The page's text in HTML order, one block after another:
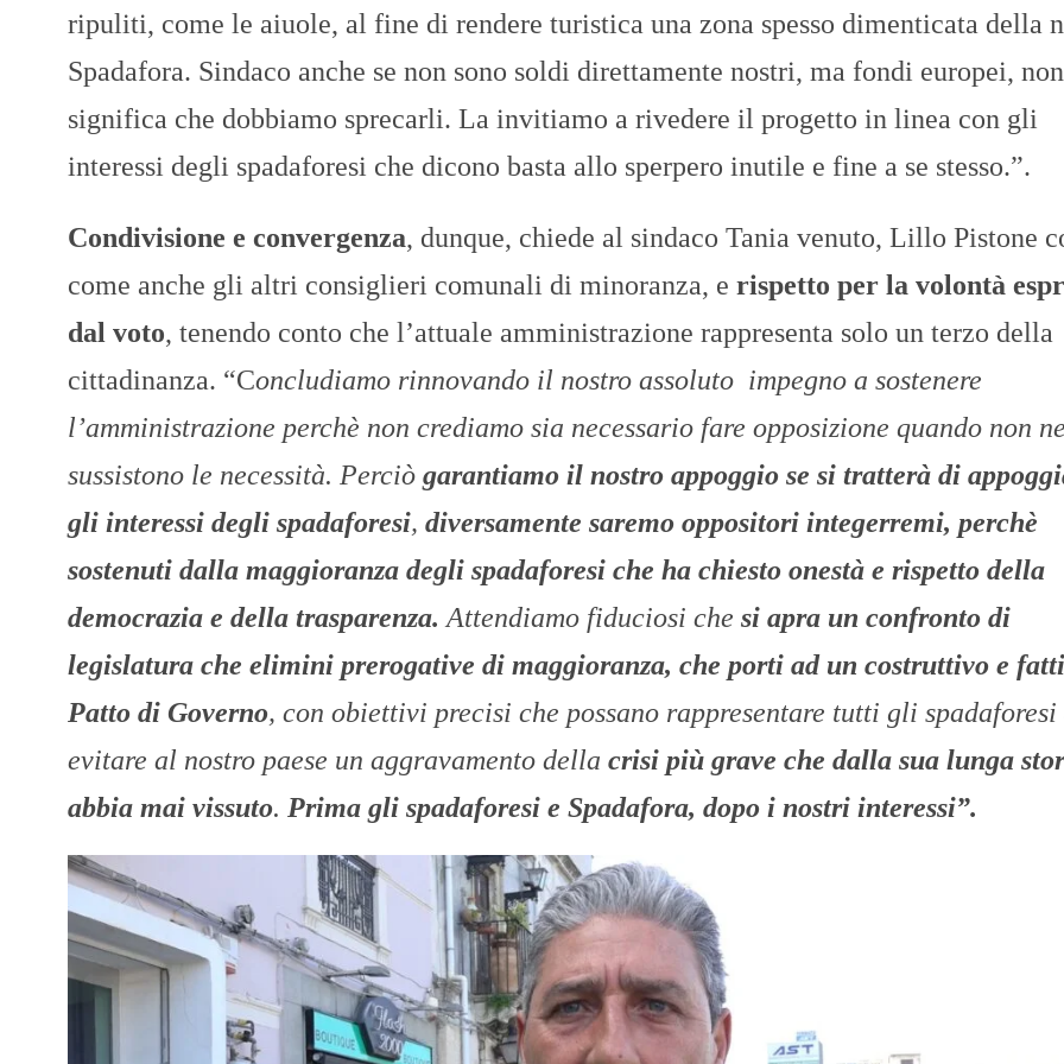
ripuliti, come le aiuole, al fine di rendere turistica una zona spesso dimenticata della
Spadafora. Sindaco anche se non sono soldi direttamente nostri, ma fondi europei, non
significa che dobbiamo sprecarli. La invitiamo a rivedere il progetto in linea con gli
interessi degli spadaforesi che dicono basta allo sperpero inutile e fine a se stesso.”.
Condivisione e convergenza, dunque, chiede al sindaco Tania venuto, Lillo Pistone
come anche gli altri consiglieri comunali di minoranza, e rispetto per la volontà
dal voto, tenendo conto che l’attuale amministrazione rappresenta solo un terzo della
cittadinanza. “Concludiamo rinnovando il nostro assoluto impegno a sostenere
l’amministrazione perchè non crediamo sia necessario fare opposizione quando non ne
sussistono le necessità. Perciò garantiamo il nostro appoggio se si tratterà di
gli interessi degli spadaforesi, diversamente saremo oppositori integerremi, perchè
sostenuti dalla maggioranza degli spadaforesi che ha chiesto onestà e rispetto della
democrazia e della trasparenza. Attendiamo fiduciosi che si apra un confronto di
legislatura che elimini prerogative di maggioranza, che porti ad un costruttivo e
Patto di Governo, con obiettivi precisi che possano rappresentare tutti gli spadaforesi
evitare al nostro paese un aggravamento della crisi più grave che dalla sua lunga
abbia mai vissuto. Prima gli spadaforesi e Spadafora, dopo i nostri interessi”.